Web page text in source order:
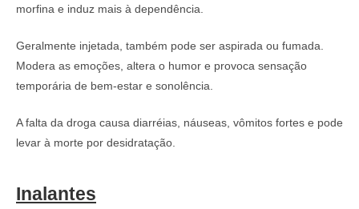
morfina e induz mais à dependência.
Geralmente injetada, também pode ser aspirada ou fumada.
Modera as emoções, altera o humor e provoca sensação
temporária de bem-estar e sonolência.
A falta da droga causa diarréias, náuseas, vômitos fortes e pode
levar à morte por desidratação.
Inalantes